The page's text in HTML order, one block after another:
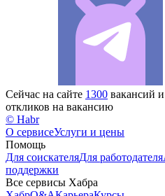
Сейчас на сайте 1300 вакансий и
откликов на вакансию
© Habr
О сервисеУслуги и цены
Помощь
Для соискателяДля работодателя
поддержки
Все сервисы Хабра